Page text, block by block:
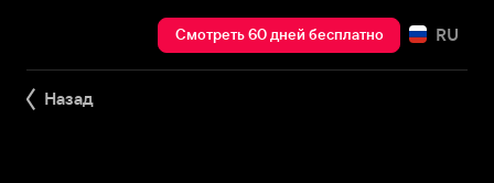
Смотреть 60 дней бесплатно RU
Назад